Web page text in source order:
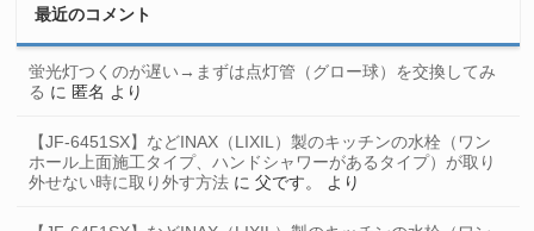
最近のコメント
蛍光灯つくのが遅い→まずは点灯管（グロー球）を交換してみ
る に 匿名 より
【JF-6451SX】などINAX（LIXIL）製のキッチンの水栓（ワン
ホール上面施工タイプ、ハンドシャワーがあるタイプ）が取り
外せない時に取り外す方法 に父です。 より